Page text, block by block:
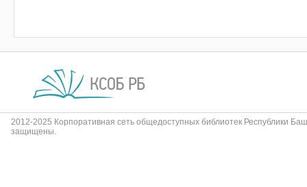
2012-2025 Корпоративная сеть общедоступных библиотек Республики
защищены.